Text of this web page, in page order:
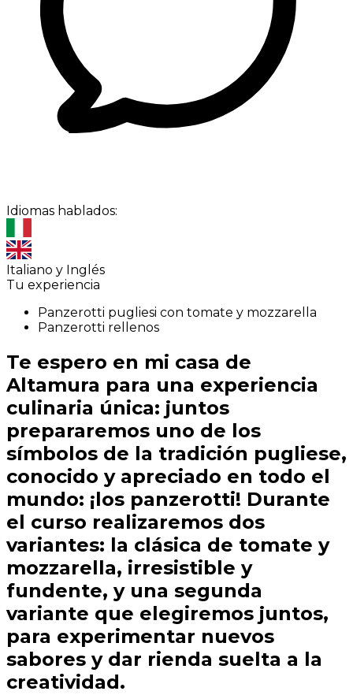
Idiomas hablados:
Italiano y Inglés
Tu experiencia
Panzerotti pugliesi con tomate y mozzarella
Panzerotti rellenos
Te espero en mi casa de
Altamura para una experiencia
culinaria única: juntos
prepararemos uno de los
símbolos de la tradición pugliese,
conocido y apreciado en todo el
mundo: ¡los panzerotti! Durante
el curso realizaremos dos
variantes: la clásica de tomate y
mozzarella, irresistible y
fundente, y una segunda
variante que elegiremos juntos,
para experimentar nuevos
sabores y dar rienda suelta a la
creatividad.